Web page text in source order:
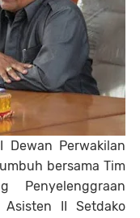
Dewan Perwakilan
bersama Tim
Penyelenggraan
II Setdako